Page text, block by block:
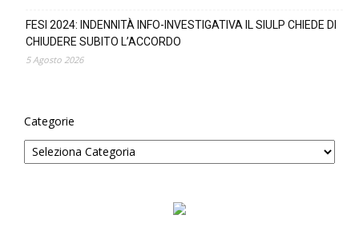
FESI 2024: INDENNITÀ INFO-INVESTIGATIVA IL SIULP CHIEDE DI
CHIUDERE SUBITO L’ACCORDO
5 Agosto 2026
Categorie